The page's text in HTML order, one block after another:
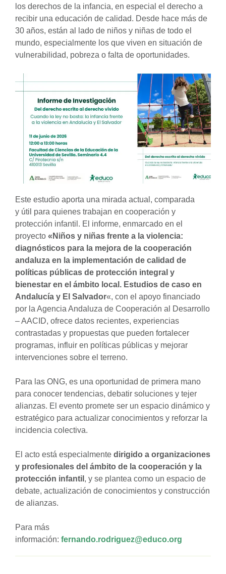
los derechos de la infancia, en especial el derecho a
recibir una educación de calidad. Desde hace más de
30 años, están al lado de niños y niñas de todo el
mundo, especialmente los que viven en situación de
vulnerabilidad, pobreza o falta de oportunidades.
Este estudio aporta una mirada actual, comparada
y útil para quienes trabajan en cooperación y
protección infantil. El informe, enmarcado en el
proyecto «Niños y niñas frente a la violencia:
diagnósticos para la mejora de la cooperación
andaluza en la implementación de calidad de
políticas públicas de protección integral y
bienestar en el ámbito local. Estudios de caso en
Andalucía y El Salvador«, con el apoyo financiado
por la Agencia Andaluza de Cooperación al Desarrollo
– AACID, ofrece datos recientes, experiencias
contrastadas y propuestas que pueden fortalecer
programas, influir en políticas públicas y mejorar
intervenciones sobre el terreno.
Para las ONG, es una oportunidad de primera mano
para conocer tendencias, debatir soluciones y tejer
alianzas. El evento promete ser un espacio dinámico y
estratégico para actualizar conocimientos y reforzar la
incidencia colectiva.
El acto está especialmente dirigido a organizaciones
y profesionales del ámbito de la cooperación y la
protección infantil , y se plantea como un espacio de
debate, actualización de conocimientos y construcción
de alianzas.
Para más
información: fernando.rodriguez@educo.org